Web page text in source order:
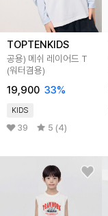
TOPTENKIDS
공용) 메쉬 레이어드 T
(워터겸용)
19,900 33%
KIDS
39 5 (4)